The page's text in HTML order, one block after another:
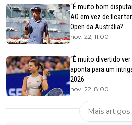
“É muito bom
AO em vez de ficar
Open da Austrália?
nov. 22, 11:00
“É muito divertido
aponta para um
2026
nov. 22, 8:00
Mais artigos